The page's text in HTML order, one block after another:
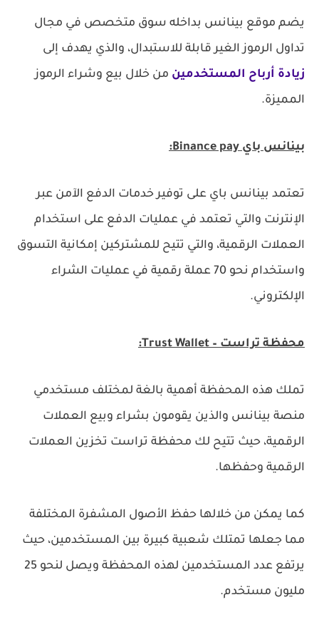
يضم موقع بينانس بداخله سوق متخصص في مجال
تداول الرموز الغير قابلة للاستبدال، والذي يهدف إلى
زيادة أرباح المستخدمين من خلال بيع وشراء الرموز
المميزة.
بينانس باي Binance pay:
تعتمد بينانس باي على توفير خدمات الدفع الآمن عبر
الإنترنت والتي تعتمد في عمليات الدفع على استخدام
العملات الرقمية، والتي تتيح للمشتركين إمكانية التسوق
واستخدام نحو 70 عملة رقمية في عمليات الشراء
الإلكتروني.
محفظة تراست – Trust Wallet:
تملك هذه المحفظة أهمية بالغة لمختلف مستخدمي
منصة بينانس والذين يقومون بشراء وبيع العملات
الرقمية، حيث تتيح لك محفظة تراست تخزين العملات
الرقمية وحفظها.
كما يمكن من خلالها حفظ الأصول المشفرة المختلفة
مما جعلها تمتلك شعبية كبيرة بين المستخدمين، حيث
يرتفع عدد المستخدمين لهذه المحفظة ويصل لنحو 25
مليون مستخدم.